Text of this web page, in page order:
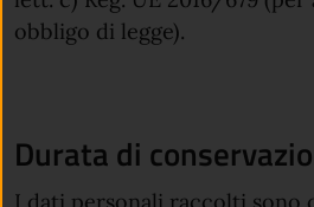
obbligo di legge).
Durata di
I dati personali raccolti sono